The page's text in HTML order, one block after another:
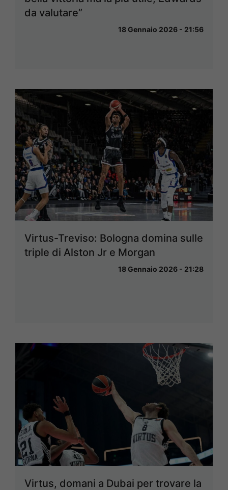
da valutare”
18 Gennaio 2026 - 21:56
Virtus-Treviso: Bologna domina sulle
triple di Alston Jr e Morgan
18 Gennaio 2026 - 21:28
Virtus, domani a Dubai per trovare la